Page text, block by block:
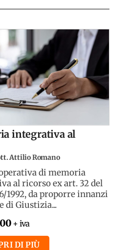
integrativa al
Attilio Romano
di memoria
al ricorso ex art. 32 del
1992, da proporre innanzi
di Giustizia...
+ iva
DI PIÙ